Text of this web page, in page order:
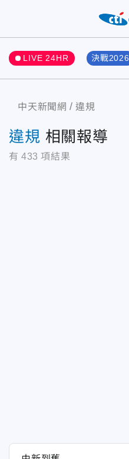
LIVE 24HR 決戰2026
中天新聞網 違規
違規 相關報導
有 433 項結果